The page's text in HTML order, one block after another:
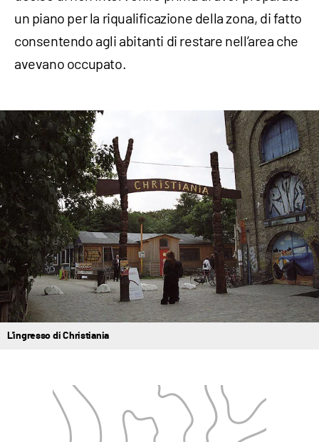
un piano per la riqualificazione della zona, di fatto
consentendo agli abitanti di restare nell’area che
avevano occupato.
L'ingresso di Christiania